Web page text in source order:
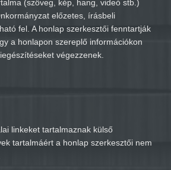
(szöveg, kép, hang, videó stb.)
előzetes, írásbeli
fel. A honlap szerkesztői fenntartják
a honlapon szereplő információkon
végezzenek.
linkeket tartalmaznak külső
tartalmáért a honlap szerkesztői nem